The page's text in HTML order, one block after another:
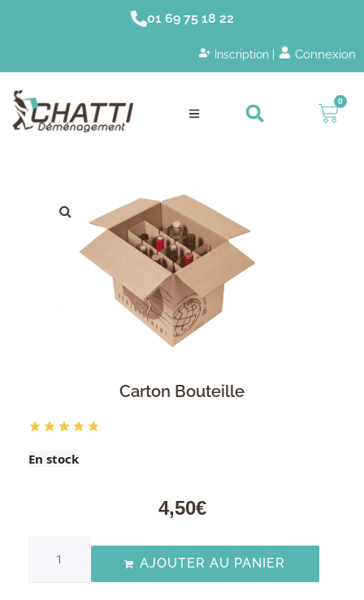
01 69 75 18 22
Inscription | Connexion
0
Carton Bouteille
En stock
4,50€
AJOUTER AU PANIER